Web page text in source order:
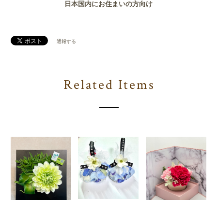
日本国内にお住まいの方向け
通報する
Related Items